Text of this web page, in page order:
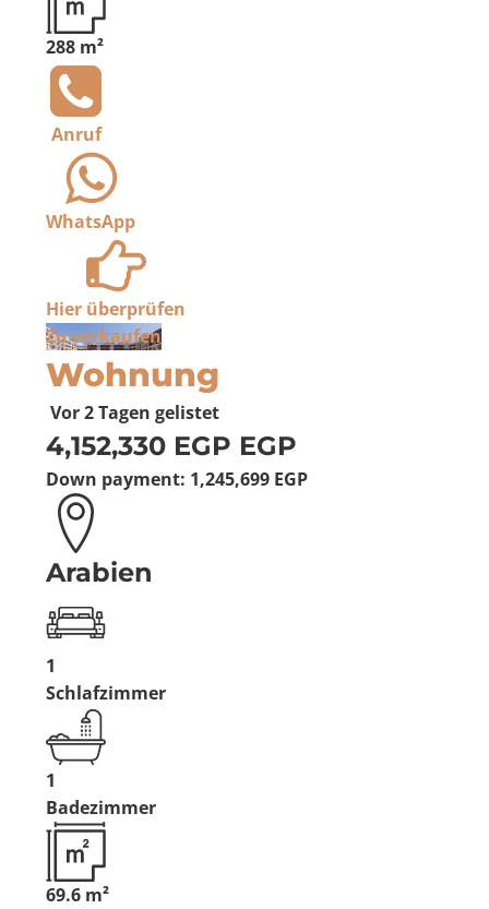
288 m²
Anruf
WhatsApp
Hier überprüfen
Zu verkaufen
Wohnung
Vor 2 Tagen gelistet
4,152,330 EGP EGP
Down payment: 1,245,699 EGP
Arabien
1
Schlafzimmer
1
Badezimmer
69.6 m²